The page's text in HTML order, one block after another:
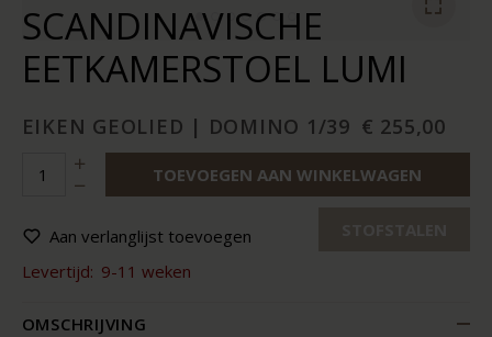
SCANDINAVISCHE
EETKAMERSTOEL LUMI
EIKEN GEOLIED | DOMINO 1/39 € 255,00
TOEVOEGEN AAN WINKELWAGEN
Aan verlanglijst toevoegen
Levertijd: 9-11 weken
OMSCHRIJVING